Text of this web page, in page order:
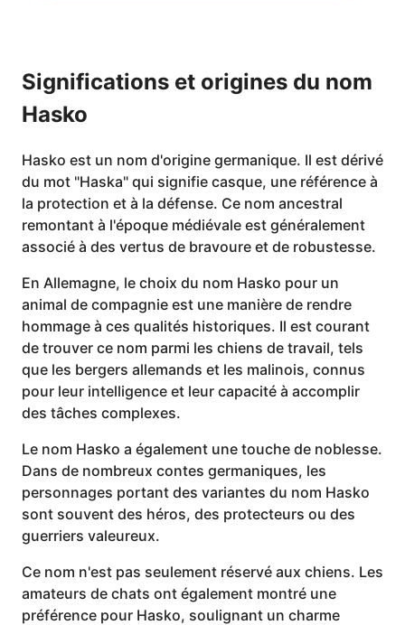
Significations et origines du nom
Hasko
Hasko est un nom d'origine germanique. Il est dérivé
du mot "Haska" qui signifie casque, une référence à
la protection et à la défense. Ce nom ancestral
remontant à l'époque médiévale est généralement
associé à des vertus de bravoure et de robustesse.
En Allemagne, le choix du nom Hasko pour un
animal de compagnie est une manière de rendre
hommage à ces qualités historiques. Il est courant
de trouver ce nom parmi les chiens de travail, tels
que les bergers allemands et les malinois, connus
pour leur intelligence et leur capacité à accomplir
des tâches complexes.
Le nom Hasko a également une touche de noblesse.
Dans de nombreux contes germaniques, les
personnages portant des variantes du nom Hasko
sont souvent des héros, des protecteurs ou des
guerriers valeureux.
Ce nom n'est pas seulement réservé aux chiens. Les
amateurs de chats ont également montré une
préférence pour Hasko, soulignant un charme